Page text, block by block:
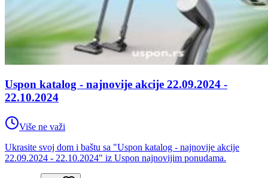
Uspon katalog - najnovije akcije 22.09.2024 -
22.10.2024
Više ne važi
Ukrasite svoj dom i baštu sa "Uspon katalog - najnovije akcije
22.09.2024 - 22.10.2024" iz Uspon najnovijim ponudama.